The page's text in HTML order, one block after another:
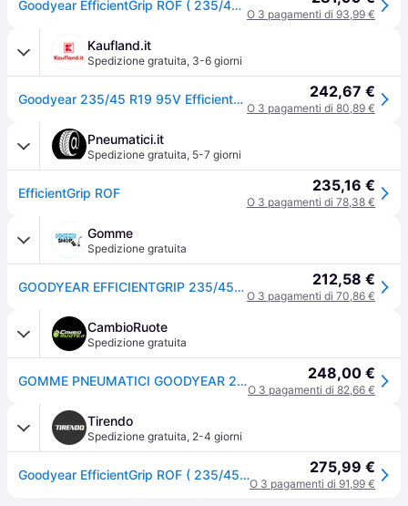
Goodyear EfficientGrip ROF ( 235/45 R19 95V MOExtended, con protezione del cerchio (MFS), runflat )
O 3 pagamenti di 93,99 €
Kaufland.it
Spedizione gratuita, 3-6 giorni
Goodyear 235/45 R19 95V Efficientgrip (Moe) Run Flat 242,67 €
O 3 pagamenti di 80,89 €
Pneumatici.it
Spedizione gratuita, 5-7 giorni
EfficientGrip ROF 235,16 €
O 3 pagamenti di 78,38 €
Gomme
Spedizione gratuita
GOODYEAR EFFICIENTGRIP 235/45 R19 95V Estate 212,58 €
O 3 pagamenti di 70,86 €
CambioRuote
Spedizione gratuita
GOMME PNEUMATICI GOODYEAR 235/45 R19 95V EFFICIENTGRIP (MOE) RUN FLAT 248,00 €
O 3 pagamenti di 82,66 €
Tirendo
Spedizione gratuita, 2-4 giorni
Goodyear EfficientGrip ROF ( 235/45 R19 95V MOExtended, con protezione del cerchio (MFS), runflat ) 275,99 €
O 3 pagamenti di 91,99 €